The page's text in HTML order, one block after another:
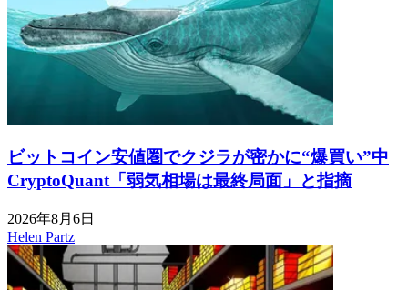
ビットコイン安値圏でクジラが密かに“爆買い”中
CryptoQuant「弱気相場は最終局面」と指摘
2026年8月6日
Helen Partz